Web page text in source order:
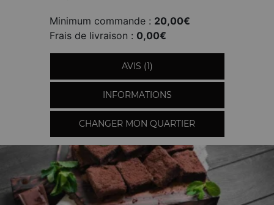
Minimum commande : 20,00€
Frais de livraison : 0,00€
AVIS (1)
INFORMATIONS
CHANGER MON QUARTIER